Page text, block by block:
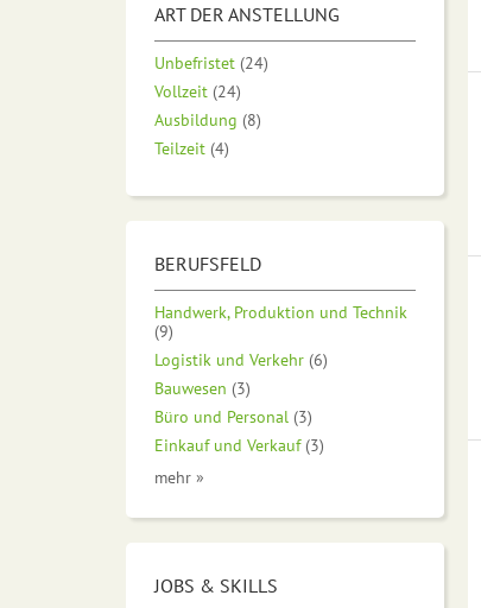
ART DER ANSTELLUNG
Unbefristet (24)
Vollzeit (24)
Ausbildung (8)
Teilzeit (4)
BERUFSFELD
Handwerk, Produktion und Technik
(9)
Logistik und Verkehr (6)
Bauwesen (3)
Büro und Personal (3)
Einkauf und Verkauf (3)
mehr »
JOBS & SKILLS